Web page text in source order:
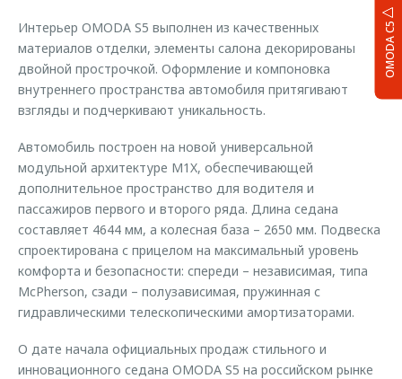
OMODA C5
Интерьер OMODA S5 выполнен из качественных
материалов отделки, элементы салона декорированы
двойной прострочкой. Оформление и компоновка
внутреннего пространства автомобиля притягивают
взгляды и подчеркивают уникальность.
Автомобиль построен на новой универсальной
модульной архитектуре M1X, обеспечивающей
дополнительное пространство для водителя и
пассажиров первого и второго ряда. Длина седана
составляет 4644 мм, а колесная база – 2650 мм. Подвеска
спроектирована с прицелом на максимальный уровень
комфорта и безопасности: спереди – независимая, типа
McPherson, сзади – полузависимая, пружинная с
гидравлическими телескопическими амортизаторами.
О дате начала официальных продаж стильного и
инновационного седана OMODA S5 на российском рынке